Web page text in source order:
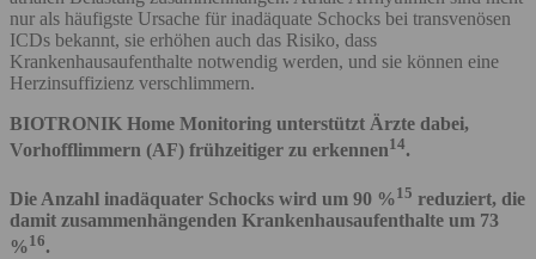
nur als häufigste Ursache für inadäquate Schocks bei transvenösen
ICDs bekannt, sie erhöhen auch das Risiko, dass
Krankenhausaufenthalte notwendig werden, und sie können eine
Herzinsuffizienz verschlimmern.
BIOTRONIK Home Monitoring unterstützt Ärzte dabei,
Vorhofflimmern (AF) frühzeitiger zu erkennen14.
Die Anzahl inadäquater Schocks wird um 90 %15 reduziert, die
damit zusammenhängenden Krankenhausaufenthalte um 73
%16.